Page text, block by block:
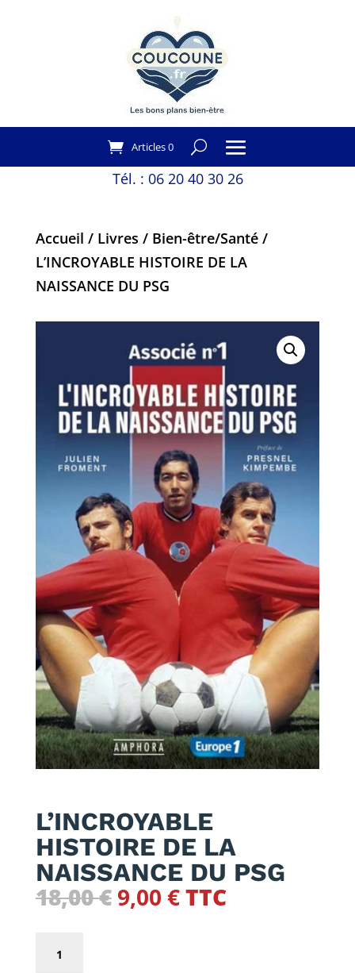
Articles 0
Tél. : 06 20 40 30 26
Accueil / Livres / Bien-être/Santé/
L’INCROYABLE HISTOIRE DE LA
NAISSANCE DU PSG
L’INCROYABLE
HISTOIRE DE LA
NAISSANCE DU PSG
18,00€ Le
9,00 €Le
TTC